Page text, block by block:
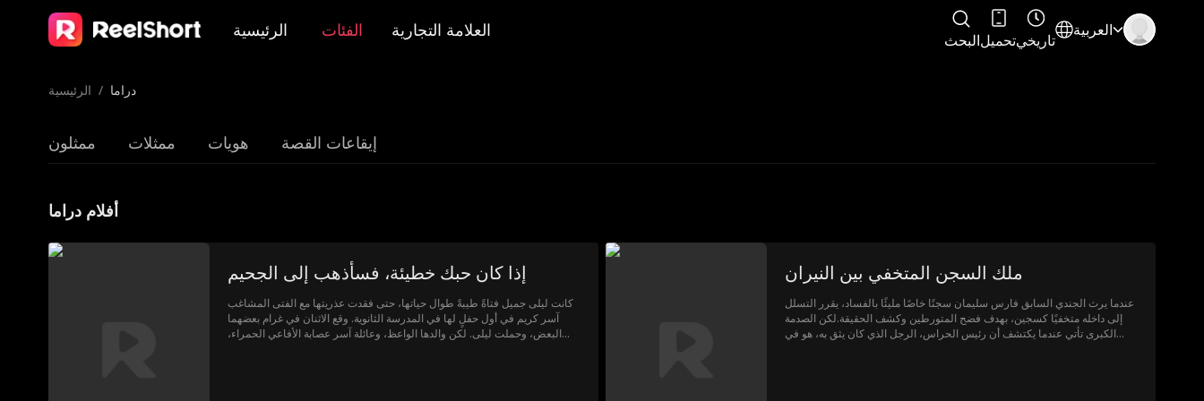
الرئيسية الفئات العلامة التجارية البحثتحميلتاريخي
العربية
الرئيسية / دراما
ممثلون ممثلات هويات إيقاعات القصة
أفلام دراما
إذا كان حبك خطيئة، فسأذهب إلى الجحيم
كانت ليلى جميل فتاةً طيبةً طوال حياتها، حتى فقدت عذريتها مع الفتى المشاغب
آسر كريم في أول حفلٍ لها في المدرسة الثانوية. وقع الاثنان في غرام بعضهما
البعض، وحملت ليلى. لكن والدها الواعظ، وعائلة آسر عصابة الأفاعي الحمراء،
ملك السجن المتخفي بين النيران
عندما يرث الجندي السابق فارس سليمان سجنًا خاصًا مليئًا بالفساد، يقرر التسلل
إلى داخله متخفيًا كسجين، بهدف فضح المتورطين وكشف الحقيقة.لكن الصدمة
الكبرى تأتي عندما يكتشف أن رئيس الحراس، الرجل الذي كان يثق به، هو في